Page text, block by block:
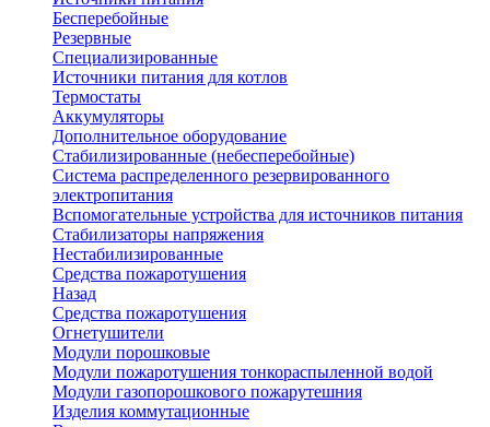
Бесперебойные
Резервные
Специализированные
Источники питания для котлов
Термостаты
Аккумуляторы
Дополнительное оборудование
Стабилизированные (небесперебойные)
Система распределенного резервированного
электропитания
Вспомогательные устройства для источников питания
Стабилизаторы напряжения
Нестабилизированные
Средства пожаротушения
Назад
Средства пожаротушения
Огнетушители
Модули порошковые
Модули пожаротушения тонкораспыленной водой
Модули газопорошкового пожарутешния
Изделия коммутационные